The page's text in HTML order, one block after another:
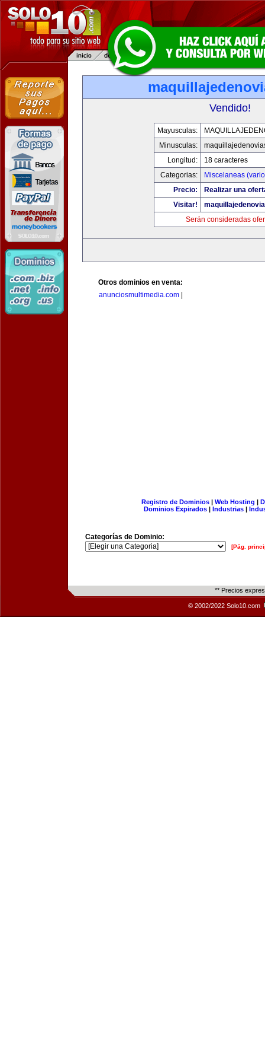
Vendido!
Mayusculas:
Minusculas:
Longitud:
18 caracteres
Categorias:
Miscelaneas
Precio:
Realizar una
Visitar!
Serán consideradas
Otros dominios en venta:
anunciosmultimedia.com|
Registro de Dominios| Web Hosting |
Dominios Expirados | Industrias |
Categorías de Dominio:
[Pág.
** Precios
© 2002/2022 Solo10.com